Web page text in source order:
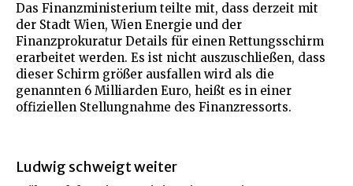
Das Finanzministerium teilte mit, dass derzeit mit
der Stadt Wien, Wien Energie und der
Finanzprokuratur Details für einen Rettungsschirm
erarbeitet werden. Es ist nicht auszuschließen, dass
dieser Schirm größer ausfallen wird als die
genannten 6 Milliarden Euro, heißt es in einer
offiziellen Stellungnahme des Finanzressorts.
Ludwig schweigt weiter